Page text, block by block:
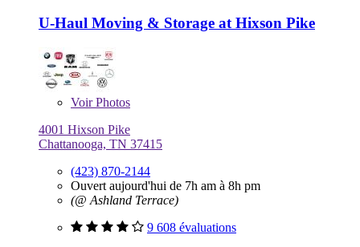
U-Haul Moving & Storage at Hixson Pike
VoirPhotos
4001 Hixson Pike
Chattanooga, TN 37415
(423) 870-2144
Ouvert aujourd'hui de 7h am à 8h pm
(@ Ashland Terrace)
9 608 évaluations